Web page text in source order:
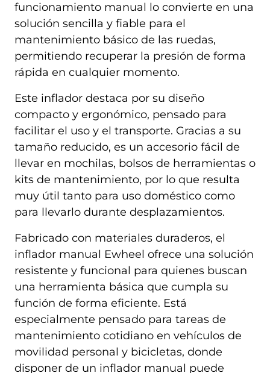
funcionamiento manual lo convierte en una
solución sencilla y fiable para el
mantenimiento básico de las ruedas,
permitiendo recuperar la presión de forma
rápida en cualquier momento.
Este inflador destaca por su diseño
compacto y ergonómico, pensado para
facilitar el uso y el transporte. Gracias a su
tamaño reducido, es un accesorio fácil de
llevar en mochilas, bolsos de herramientas o
kits de mantenimiento, por lo que resulta
muy útil tanto para uso doméstico como
para llevarlo durante desplazamientos.
Fabricado con materiales duraderos, el
inflador manual Ewheel ofrece una solución
resistente y funcional para quienes buscan
una herramienta básica que cumpla su
función de forma eficiente. Está
especialmente pensado para tareas de
mantenimiento cotidiano en vehículos de
movilidad personal y bicicletas, donde
disponer de un inflador manual puede